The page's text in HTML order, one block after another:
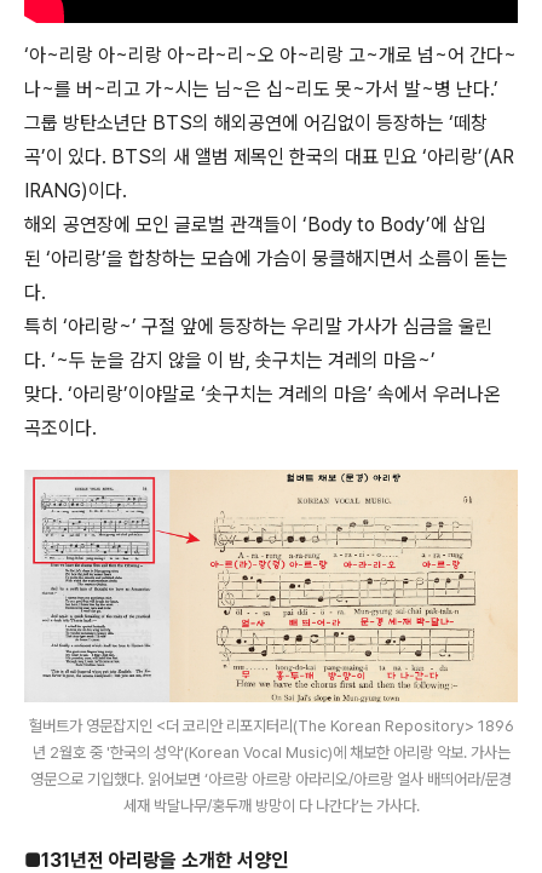
‘아~리랑 아~리랑 아~라~리~오 아~리랑 고~개로 넘~어 간다~
나~를 버~리고 가~시는 님~은 십~리도 못~가서 발~병 난다.’
그룹 방탄소년단 BTS의 해외공연에 어김없이 등장하는 ‘떼창
곡’이 있다. BTS의 새 앨범 제목인 한국의 대표 민요 ‘아리랑’(AR
IRANG)이다.
해외 공연장에 모인 글로벌 관객들이 ‘Body to Body’에 삽입
된 ‘아리랑’을 합창하는 모습에 가슴이 뭉클해지면서 소름이 돋는
다.
특히 ‘아리랑~’ 구절 앞에 등장하는 우리말 가사가 심금을 울린
다. ‘~두 눈을 감지 않을 이 밤, 솟구치는 겨레의 마음~’
맞다. ‘아리랑’이야말로 ‘솟구치는 겨레의 마음’ 속에서 우러나온
곡조이다.
헐버트가 영문잡지인 <더 코리안 리포지터리(The Korean Repository> 1896
년 2월호 중 '한국의 성악'(Korean Vocal Music)에 채보한 아리랑 악보. 가사는
영문으로 기입했다. 읽어보면 ‘아르랑 아르랑 아라리오/아르랑 얼사 배띄어라/문경
세재 박달나무/홍두깨 방망이 다 나간다’는 가사다.
■131년전 아리랑을 소개한 서양인